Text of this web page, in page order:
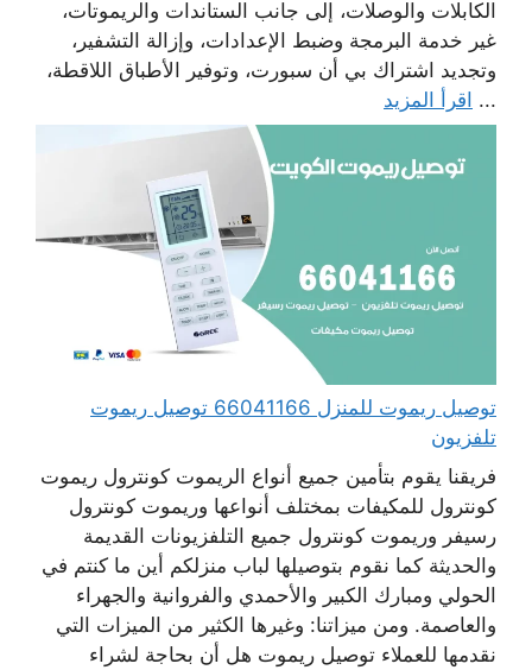
الكابلات والوصلات، إلى جانب الستاندات والريموتات،
غير خدمة البرمجة وضبط الإعدادات، وإزالة التشفير،
وتجديد اشتراك بي أن سبورت، وتوفير الأطباق اللاقطة،
... اقرأ المزيد
توصيل ريموت للمنزل 66041166 توصيل ريموت
تلفزيون
فريقنا يقوم بتأمين جميع أنواع الريموت كونترول ريموت
كونترول للمكيفات بمختلف أنواعها وريموت كونترول
رسيفر وريموت كونترول جميع التلفزيونات القديمة
والحديثة كما نقوم بتوصيلها لباب منزلكم أين ما كنتم في
الحولي ومبارك الكبير والأحمدي والفروانية والجهراء
والعاصمة. ومن ميزاتنا: وغيرها الكثير من الميزات التي
نقدمها للعملاء توصيل ريموت هل أن بحاجة لشراء